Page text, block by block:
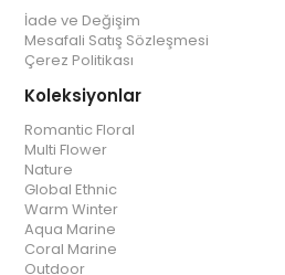
İade ve Değişim
Mesafali Satış Sözleşmesi
Çerez Politikası
Koleksiyonlar
Romantic Floral
Multi Flower
Nature
Global Ethnic
Warm Winter
Aqua Marine
Coral Marine
Outdoor